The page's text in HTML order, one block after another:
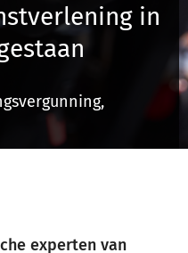
in
experten van